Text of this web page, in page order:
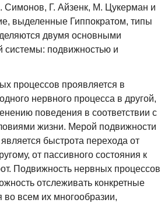
Симонов, Г. Айзенк, М. Цукерман и
выделенные Гиппократом, типы
двумя основными
системы: подвижностью и
процессов проявляется в
нервного процесса в другой,
поведения в соответствии с
жизни. Мерой подвижности
быстрота перехода от
от пассивного состояния к
Подвижность нервных процессов
отслеживать конкретные
всем их многообразии,